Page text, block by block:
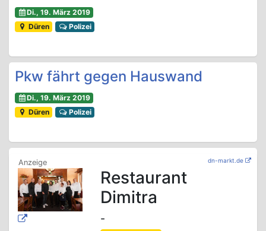
Di., 19. März 2019
Düren
Polizei
Pkw fährt gegen Hauswand
Di., 19. März 2019
Düren
Polizei
dn-markt.de
Restaurant
Dimitra
-